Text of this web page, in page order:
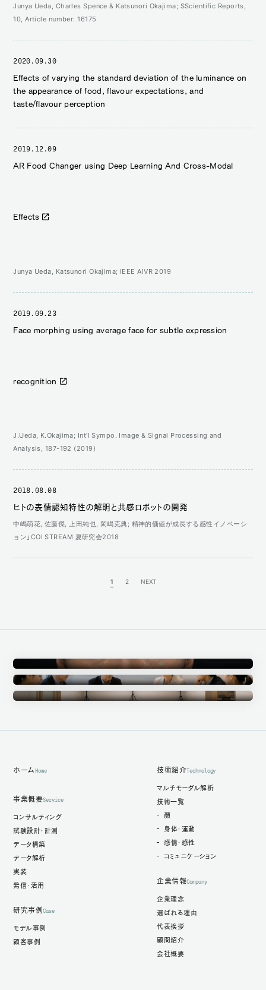
Junya Ueda, Charles Spence & Katsunori Okajima; SScientific Reports,
10, Article number: 16175
2020.09.30
Effects of varying the standard deviation of the luminance on
the appearance of food, flavour expectations, and
taste/flavour perception
2019.12.09
AR Food Changer using Deep Learning And Cross-Modal
Effects
Junya Ueda, Katsunori Okajima; IEEE AIVR 2019
2019.09.23
Face morphing using average face for subtle expression
recognition
J.Ueda, K.Okajima; Int'l Sympo. Image & Signal Processing and
Analysis, 187-192 (2019)
2018.08.08
ヒトの表情認知特性の解明と共感ロボットの開発
中嶋萌花, 佐藤傑, 上田純也, 岡嶋克典; 精神的価値が成長する感性イノベーシ
ョン」COI STREAM 夏研究会2018
1 2 NEXT
アノテーション事業
ホーム Home
事業概要Service
コンサルティング
試験設計・計測
データ構築
データ解析
実装
発信・活用
研究事例Case
モデル事例
顧客事例
技術紹介Technology
マルチモーダル解析
技術一覧
顔
身体・運動
感情・感性
コミュニケーション
企業情報Company
企業理念
選ばれる理由
代表挨拶
顧問紹介
会社概要